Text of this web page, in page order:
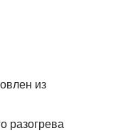
из
разогрева